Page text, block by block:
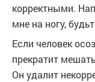
корректными.
мне на ногу,
Если человек
прекратит
Он удалит